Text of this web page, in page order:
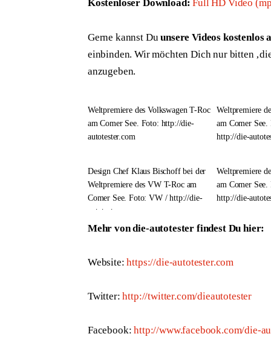
Kostenloser Download: Full HD Video
Gerne kannst Du unsere Videos kostenlos
einbinden. Wir möchten Dich nur bitten
anzugeben.
Weltpremiere des Volkswagen T-Roc
am Comer See. Foto: http://die-
autotester.com
Weltpremiere
am Comer
http://die-
Design Chef Klaus Bischoff bei der
Weltpremiere des VW T-Roc am
Comer See. Foto: VW / http://die-
autotester.com
Weltpremiere
am Comer
http://die-
Mehr von die-autotester findest Du hier:
Website: https://die-autotester.com
Twitter: http://twitter.com/dieautotester
Facebook: http://www.facebook.com/die-